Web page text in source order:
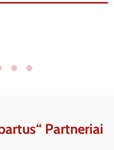
Partneriai